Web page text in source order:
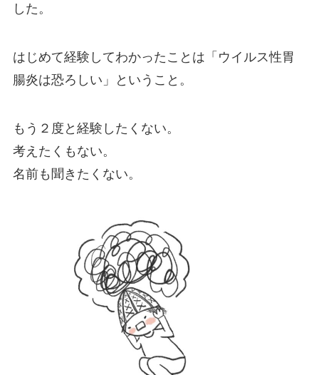
した。
はじめて経験してわかったことは「ウイルス性胃
腸炎は恐ろしい」ということ。
もう２度と経験したくない。
考えたくもない。
名前も聞きたくない。